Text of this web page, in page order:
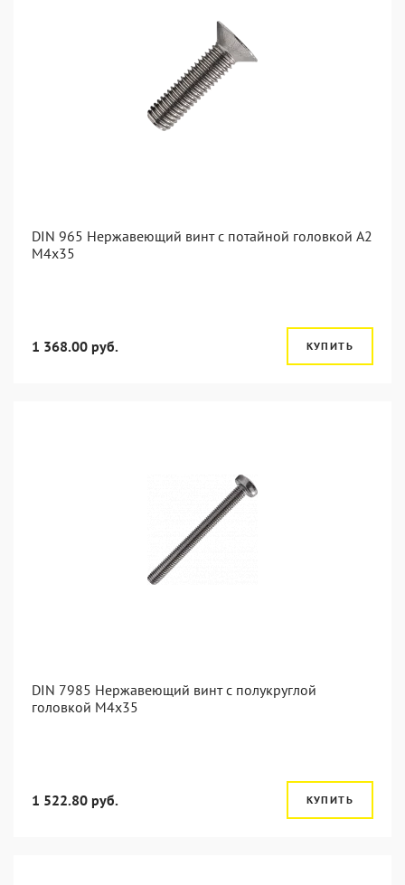
DIN 965 Нержавеющий винт с потайной головкой А2
М4x35
1 368.00 руб. КУПИТЬ
DIN 7985 Нержавеющий винт с полукруглой
головкой М4х35
1 522.80 руб. КУПИТЬ